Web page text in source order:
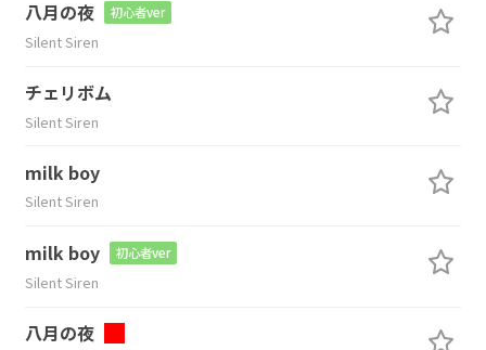
八月の夜 初心者ver
Silent Siren
チェリボム
Silent Siren
milk boy
Silent Siren
milk boy 初心者ver
Silent Siren
八月の夜